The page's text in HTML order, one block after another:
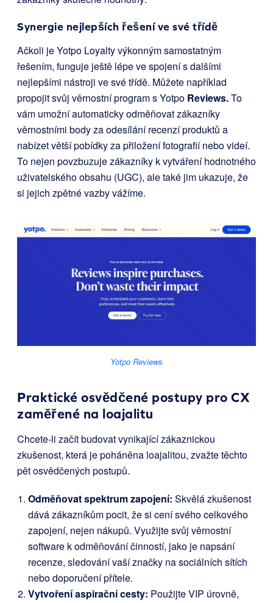
Synergie nejlepších řešení ve své třídě
Ačkoli je Yotpo Loyalty výkonným samostatným
řešením, funguje ještě lépe ve spojení s dalšími
nejlepšími nástroji ve své třídě. Můžete například
propojit svůj věrnostní program s Yotpo Reviews.To
vám umožní automaticky odměňovat zákazníky
věrnostními body za odesílání recenzí produktů a
nabízet větší pobídky za přiložení fotografií nebo videí.
To nejen povzbuzuje zákazníky k vytváření hodnotného
uživatelského obsahu (UGC), ale také jim ukazuje, že
si jejich zpětné vazby vážíme.
Yotpo Reviews
Praktické osvědčené postupy pro CX
zaměřené na loajalitu
Chcete-li začít budovat vynikající zákaznickou
zkušenost, která je poháněna loajalitou, zvažte těchto
pět osvědčených postupů.
Odměňovat spektrum zapojení: Skvělá zkušenost
dává zákazníkům pocit, že si cení svého celkového
zapojení, nejen nákupů. Využijte svůj věrnostní
software k odměňování činností, jako je napsání
recenze, sledování vaší značky na sociálních sítích
nebo doporučení přítele.
Vytvoření aspirační cesty: Použijte VIP úrovně,